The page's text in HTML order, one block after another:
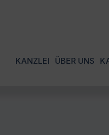
KANZLEI ÜBER UNS